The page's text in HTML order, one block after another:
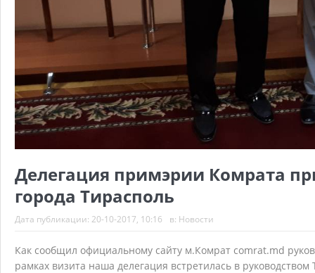
Делегация примэрии Комрата
города Тирасполь
Дата публикации: 20-10-2017, 10:16 в: Новости
Как сообщил официальному сайту м.Комрат comrat.md
рамках визита наша делегация встретилась в